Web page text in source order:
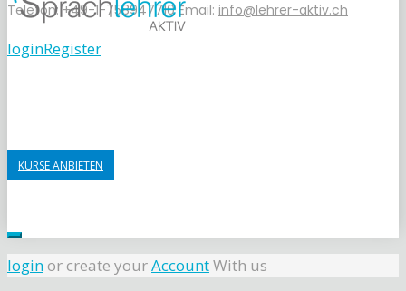
Telefon: +49-1-758947710 Email: info@lehrer-aktiv.ch
loginRegister
KURSE ANBIETEN
loginor create yourAccountWith us